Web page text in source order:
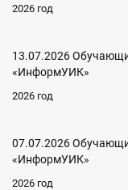
2026 год
13.07.2026
«ИнформУИК»
2026 год
07.07.2026
«ИнформУИК»
2026 год